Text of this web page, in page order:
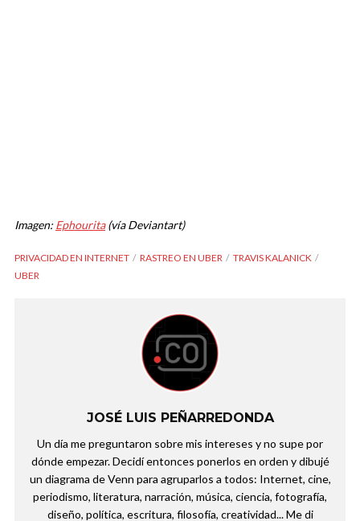
Imagen: Ephourita(vía Deviantart)
PRIVACIDAD EN INTERNET RASTREO EN UBER
TRAVIS KALANICK
UBER
JOSÉ LUIS PEÑARREDONDA
Un día me preguntaron sobre mis intereses y no supe por
dónde empezar. Decidí entonces ponerlos en orden y dibujé
un diagrama de Venn para agruparlos a todos: Internet, cine,
periodismo, literatura, narración, música, ciencia, fotografía,
diseño, política, escritura, filosofía, creatividad... Me di